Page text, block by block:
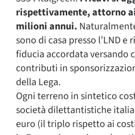
rispettivamente, attorno
milioni annui.
sono di casa presso l’LND e
fiducia accordata versando
contributi in
della Lega.
Ogni terreno in sintetico
società dilettantistiche
euro (il triplo rispetto ai